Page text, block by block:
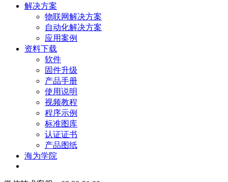
解决方案
物联网解决方案
自动化解决方案
应用案例
资料下载
软件
固件升级
产品手册
使用说明
视频教程
程序示例
标准图库
认证证书
产品图纸
海为学院